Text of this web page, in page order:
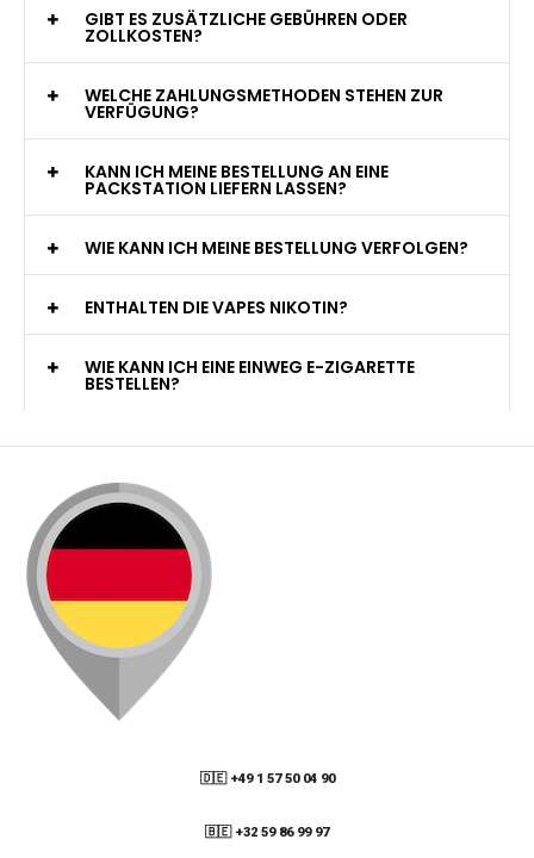
GIBT ES ZUSÄTZLICHE GEBÜHREN ODER
ZOLLKOSTEN?
WELCHE ZAHLUNGSMETHODEN STEHEN ZUR
VERFÜGUNG?
KANN ICH MEINE BESTELLUNG AN EINE
PACKSTATION LIEFERN LASSEN?
WIE KANN ICH MEINE BESTELLUNG VERFOLGEN?
ENTHALTEN DIE VAPES NIKOTIN?
WIE KANN ICH EINE EINWEG E-ZIGARETTE
BESTELLEN?
🇩🇪 +49 1 57 50 04 90
🇧🇪 +32 59 86 99 97